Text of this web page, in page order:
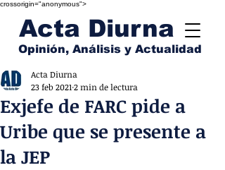
crossorigin="anonymous">
Acta Diurna
Opinión, Análisis y Actualidad
Exjefe de FARC pide a
Uribe que se presente a
la JEP
Acta Diurna
23 feb 2021 2 min de lectura